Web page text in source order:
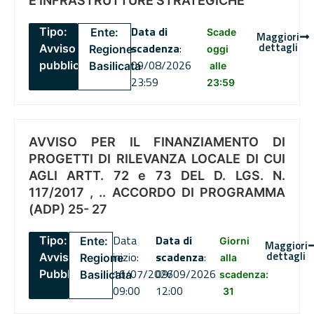
Tipo:
Avviso
pubblico
Ente:
Regione
Basilicata
Data di
scadenza:
09/08/2026
23:59
Scade
oggi
alle
23:59
Maggiori
dettagli
AVVISO PER IL FINANZIAMENTO DI
PROGETTI DI RILEVANZA LOCALE DI CUI
AGLI ARTT. 72 e 73 DEL D. LGS. N.
117/2017 , .. ACCORDO DI PROGRAMMA
(ADP) 25- 27
Tipo:
Avviso
Pubblico
Ente:
Regione
Basilicata
Data
inizio:
16/07/2026
09:00
Data di
scadenza:
09/09/2026
12:00
Giorni
alla
scadenza:
31
Maggiori
dettagli